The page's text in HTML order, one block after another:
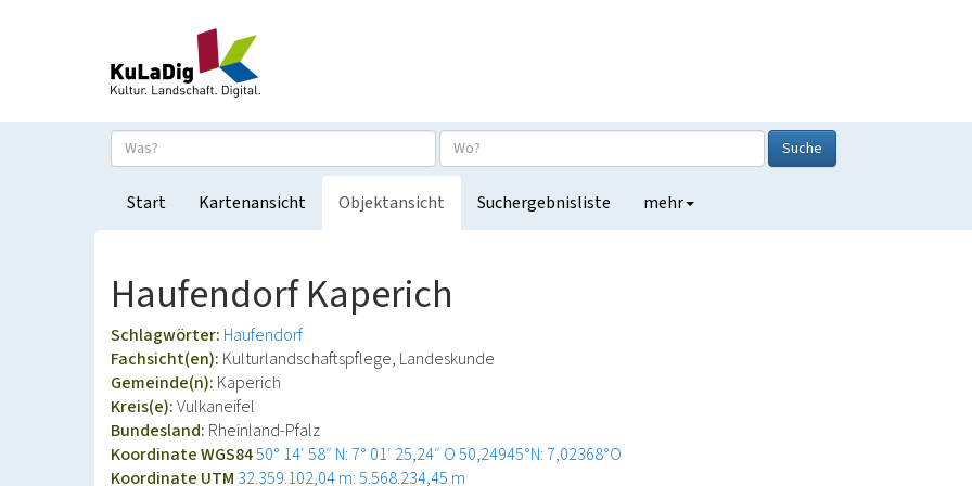
Suche
Start Kartenansicht Objektansicht Suchergebnisliste mehr
Haufendorf Kaperich
Schlagwörter: Haufendorf
Fachsicht(en): Kulturlandschaftspflege, Landeskunde
Gemeinde(n): Kaperich
Kreis(e):Vulkaneifel
Bundesland: Rheinland-Pfalz
Koordinate WGS8450° 14′ 58″ N: 7° 01′ 25,24″ O50,24945°N: 7,02368°O
Koordinate UTM 32.359.102,04 m: 5.568.234,45 m